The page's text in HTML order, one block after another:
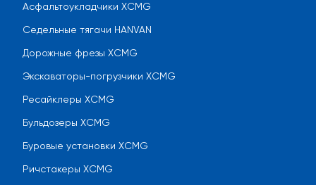
Асфальтоукладчики XCMG
Седельные тягачи HANVAN
Дорожные фрезы XCMG
Экскаваторы-погрузчики XCMG
Ресайклеры XCMG
Бульдозеры XCMG
Буровые установки XCMG
Ричстакеры XCMG